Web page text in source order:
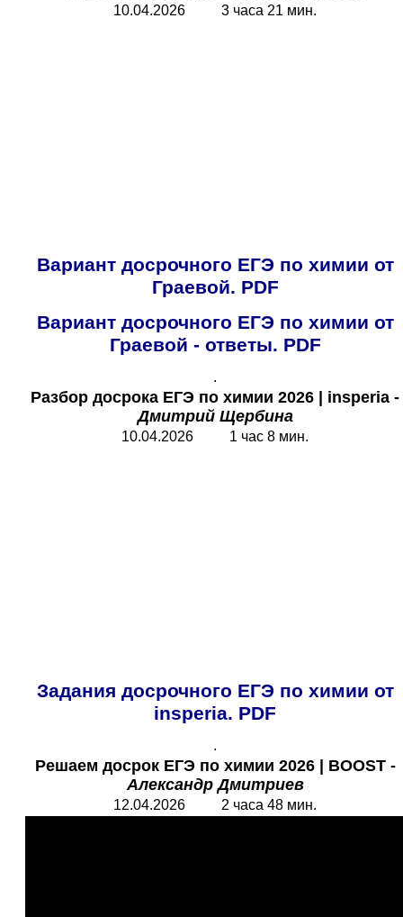
10.04.2026 3 часа 21 мин.
Вариант досрочного ЕГЭ по химии от
Граевой. PDF
Вариант досрочного ЕГЭ по химии от
Граевой - ответы. PDF
.
Разбор досрока ЕГЭ по химии 2026 | insperia -
Дмитрий Щербина
10.04.2026 1 час 8 мин.
Задания досрочного ЕГЭ по химии от
insperia. PDF
.
Решаем досрок ЕГЭ по химии 2026 | BOOST-
Александр Дмитриев
12.04.2026 2 часа 48 мин.